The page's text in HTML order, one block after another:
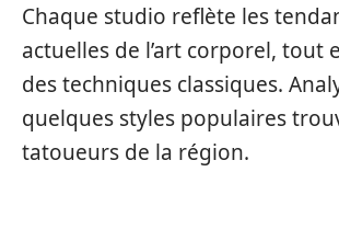
Chaque studio reflète les
actuelles de l’art corporel, tout
des techniques classiques.
quelques styles populaires
tatoueurs de la région.